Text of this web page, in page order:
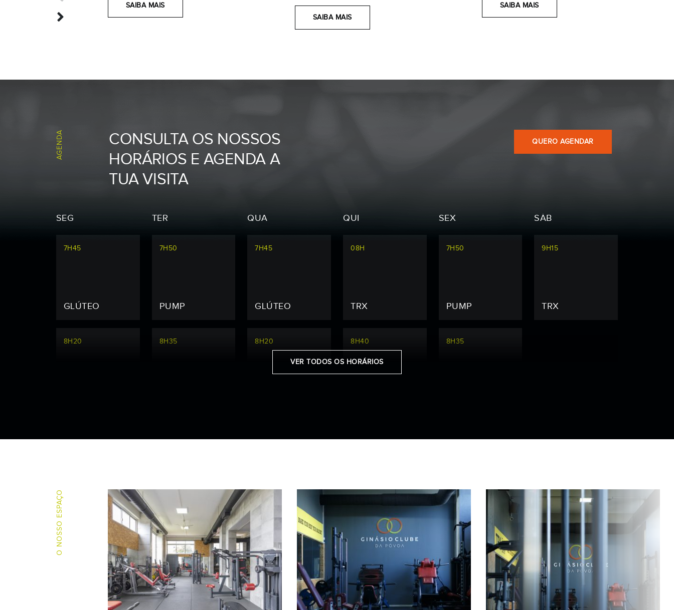
SAIBA MAIS
SAIBA MAIS
SAIBA MAIS
AGENDA
CONSULTA OS NOSSOS
HORÁRIOS E AGENDA A
TUA VISITA
QUERO AGENDAR
SEG
7H45
GLÚTEO
8H20
TER
7H50
PUMP
8H35
ZUMBA
QUA
7H45
GLÚTEO
8H20
PILATES
QUI
08H
TRX
8H40
ZUMBA
SEX
7H50
PUMP
8H35
19H
PUMP
SÁB
9H15
TRX
VER TODOS OS HORÁRIOS
O NOSSO ESPAÇO